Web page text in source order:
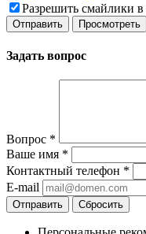
Разрешить смайлики
Задать вопрос
Вопрос *
Ваше имя *
Контактный телефон *
E-mail
Отправить Сбросить